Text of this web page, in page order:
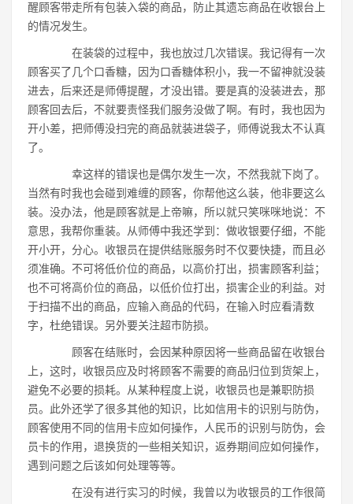
醒顾客带走所有包装入袋的商品，防止其遗忘商品在收银台上
的情况发生。
在装袋的过程中，我也放过几次错误。我记得有一次
顾客买了几个口香糖，因为口香糖体积小，我一不留神就没装
进去，后来还是师傅提醒，才没出错。要是真的没装进去，那
顾客回去后，不就要责怪我们服务没做了啊。有时，我也因为
开小差，把师傅没扫完的商品就装进袋子，师傅说我太不认真
了。
幸这样的错误也是偶尔发生一次，不然我就下岗了。
当然有时我也会碰到难缠的顾客，你帮他这么装，他非要这么
装。没办法，他是顾客就是上帝嘛，所以就只笑咪咪地说：不
意思，我帮你重装。从师傅中我还学到：做收银要仔细，不能
开小开，分心。收银员在提供结账服务时不仅要快捷，而且必
须准确。不可将低价位的商品，以高价打出，损害顾客利益；
也不可将高价位的商品，以低价位打出，损害企业的利益。对
于扫描不出的商品，应输入商品的代码，在输入时应看清数
字，杜绝错误。另外要关注超市防损。
顾客在结账时，会因某种原因将一些商品留在收银台
上，这时，收银员应及时将顾客不需要的商品归位到货架上，
避免不必要的损耗。从某种程度上说，收银员也是兼职防损
员。此外还学了很多其他的知识，比如信用卡的识别与防伪，
顾客使用不同的信用卡应如何操作，人民币的识别与防伪，会
员卡的作用，退换货的一些相关知识，返券期间应如何操作，
遇到问题之后该如何处理等等。
在没有进行实习的时候，我曾以为收银员的工作很简